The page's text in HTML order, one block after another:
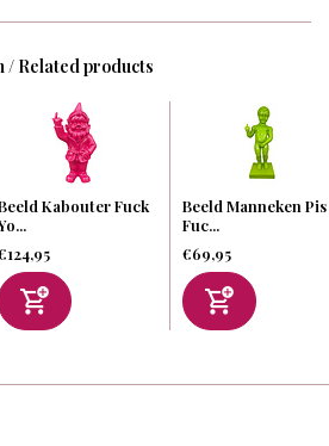
/ Related products
Kabouter Fuck
Beeld Manneken Pis
Fuc...
€69,95